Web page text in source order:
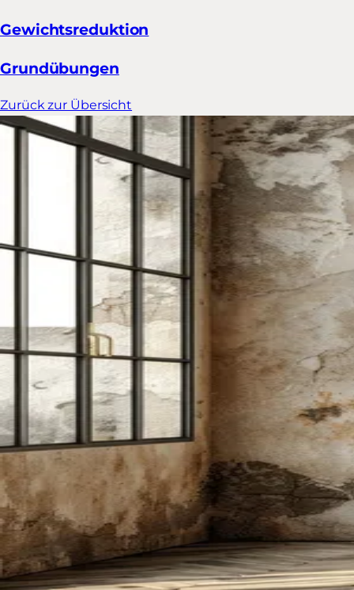
Gewichtsreduktion
Grundübungen
Zurück zur Übersicht